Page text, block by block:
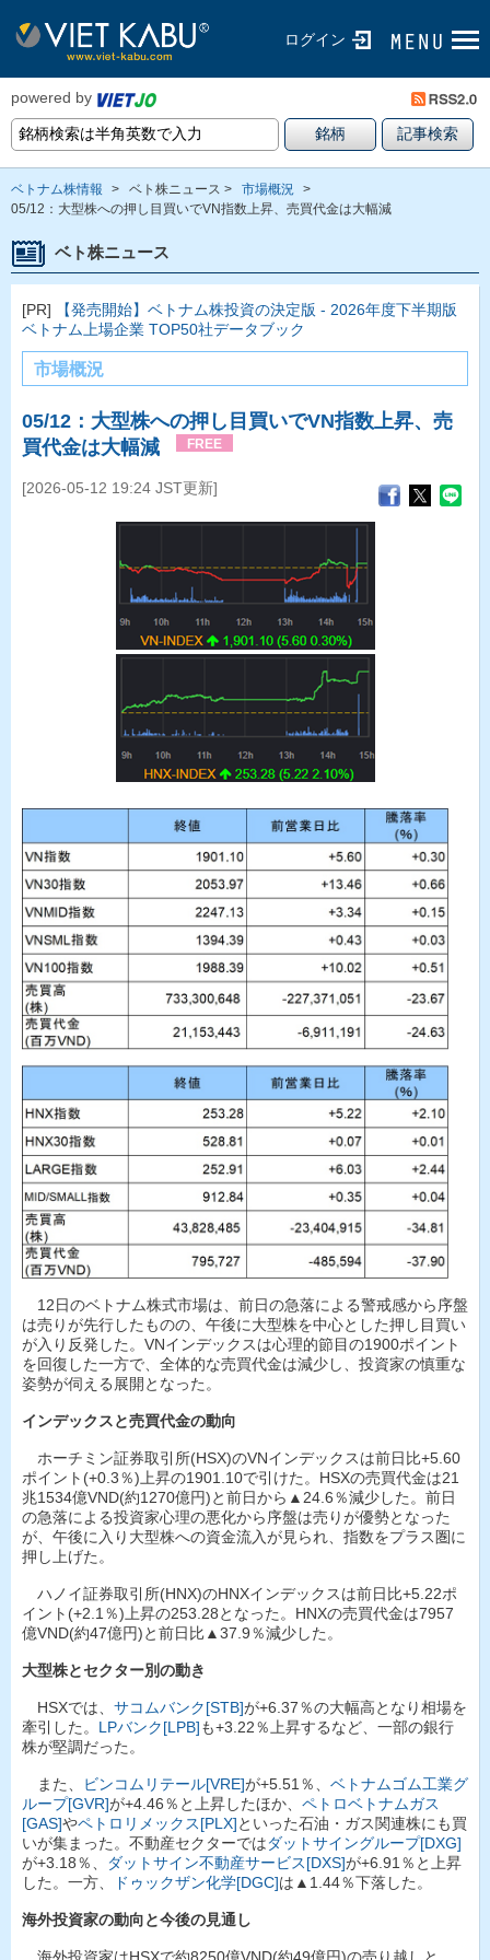
ログイン
powered by
ベトナム株情報 > ベト株ニュース > 市場概況
>
05/12：大型株への押し目買いでVN指数上昇、売買代金は大幅減
ベト株ニュース
[PR]
【発売開始】ベトナム株投資の決定版 - 2026年度下半期版
ベトナム上場企業 TOP50社データブック
市場概況
05/12：大型株への押し目買いでVN指数上昇、売
買代金は大幅減
FREE
[2026-05-12 19:24 JST更新]
12日のベトナム株式市場は、前日の急落による警戒感から序盤
は売りが先行したものの、午後に大型株を中心とした押し目買い
が入り反発した。VNインデックスは心理的節目の1900ポイント
を回復した一方で、全体的な売買代金は減少し、投資家の慎重な
姿勢が伺える展開となった。
インデックスと売買代金の動向
ホーチミン証券取引所(HSX)のVNインデックスは前日比+5.60
ポイント(+0.3％)上昇の1901.10で引けた。HSXの売買代金は21
兆1534億VND(約1270億円)と前日から▲24.6％減少した。前日
の急落による投資家心理の悪化から序盤は売りが優勢となった
が、午後に入り大型株への資金流入が見られ、指数をプラス圏に
押し上げた。
ハノイ証券取引所(HNX)のHNXインデックスは前日比+5.22ポ
イント(+2.1％)上昇の253.28となった。HNXの売買代金は7957
億VND(約47億円)と前日比▲37.9％減少した。
大型株とセクター別の動き
HSXでは、 サコムバンク[STB]が+6.37％の大幅高となり相場を
牽引した。 LPバンク[LPB]も+3.22％上昇するなど、一部の銀行
株が堅調だった。
また、 ビンコムリテール[VRE]が+5.51％、 ベトナムゴム工業グ
ループ[GVR]が+4.46％と上昇したほか、 ペトロベトナムガス
[GAS]やペトロリメックス[PLX]といった石油・ガス関連株にも買
いが集まった。不動産セクターではダットサイングループ[DXG]
が+3.18％、
ダットサイン不動産サービス[DXS]が+6.91％と上昇
した。一方、
ドゥックザン化学[DGC]は▲1.44％下落した。
海外投資家の動向と今後の見通し